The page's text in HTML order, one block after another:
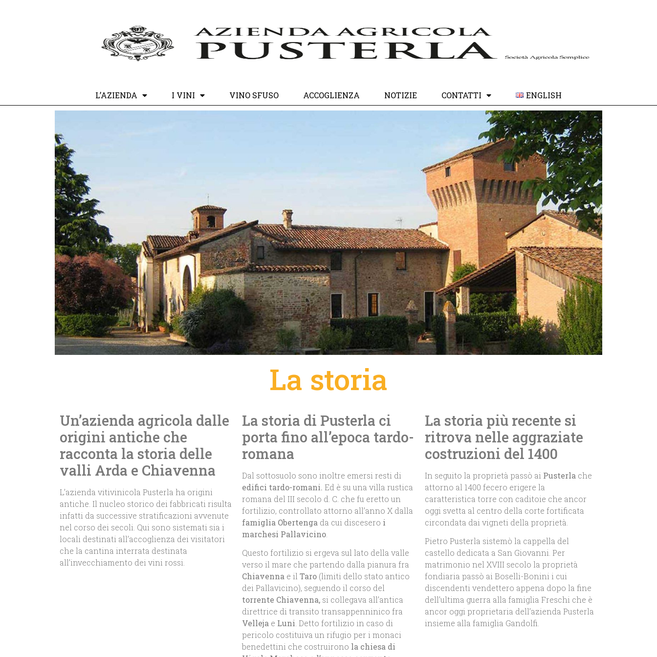
L’AZIENDA I VINI VINO SFUSO ACCOGLIENZA NOTIZIE CONTATTI ENGLISH
La storia
Un’azienda agricola dalle
origini antiche che
racconta la storia delle
valli Arda e Chiavenna
L’azienda vitivinicola Pusterla ha origini
antiche. Il nucleo storico dei fabbricati risulta
infatti da successive stratificazioni avvenute
nel corso dei secoli. Qui sono sistemati sia i
locali destinati all’accoglienza dei visitatori
che la cantina interrata destinata
all’invecchiamento dei vini rossi.
La storia di Pusterla ci
porta fino all’epoca tardo-
romana
Dal sottosuolo sono inoltre emersi resti di
edifici tardo-romani.Ed è su una villa rustica
romana del III secolo d. C. che fu eretto un
fortilizio, controllato attorno all’anno X dalla
famiglia Obertenga da cui discesero i
marchesi Pallavicino
Questo fortilizio si ergeva sul lato della valle
verso il mare che partendo dalla pianura fra
Chiavenna e ilTaro (limiti dello stato antico
dei Pallavicino), seguendo il corso del
torrente Chiavenna, si collegava all’antica
direttrice di transito transappenninico fra
Velleja e Luni . Detto fortilizio in caso di
pericolo costituiva un rifugio per i monaci
benedettini che costruirono la chiesa di
La storia più recente si
ritrova nelle aggraziate
costruzioni del 1400
In seguito la proprietà passò ai Pusterla che
attorno al 1400 fecero erigere la
caratteristica torre con caditoie che ancor
oggi svetta al centro della corte fortificata
circondata dai vigneti della proprietà.
Pietro Pusterla sistemò la cappella del
castello dedicata a San Giovanni. Per
matrimonio nel XVIII secolo la proprietà
fondiaria passò ai Boselli-Bonini i cui
discendenti vendettero appena dopo la fine
dell’ultima guerra alla famiglia Freschi che è
ancor oggi proprietaria dell’azienda Pusterla
insieme alla famiglia Gandolfi.